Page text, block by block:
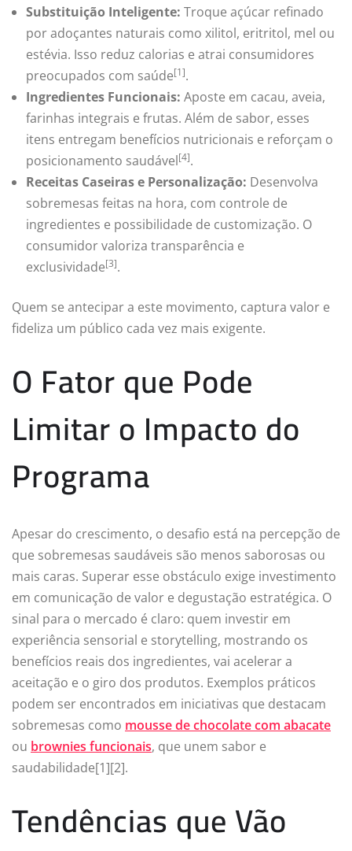
Substituição Inteligente: Troque açúcar refinado
por adoçantes naturais como xilitol, eritritol, mel ou
estévia. Isso reduz calorias e atrai consumidores
preocupados com saúde[1].
Ingredientes Funcionais: Aposte em cacau, aveia,
farinhas integrais e frutas. Além de sabor, esses
itens entregam benefícios nutricionais e reforçam o
posicionamento saudável[4].
Receitas Caseiras e Personalização: Desenvolva
sobremesas feitas na hora, com controle de
ingredientes e possibilidade de customização. O
consumidor valoriza transparência e
exclusividade[3].
Quem se antecipar a este movimento, captura valor e
fideliza um público cada vez mais exigente.
O Fator que Pode
Limitar o Impacto do
Programa
Apesar do crescimento, o desafio está na percepção de
que sobremesas saudáveis são menos saborosas ou
mais caras. Superar esse obstáculo exige investimento
em comunicação de valor e degustação estratégica. O
sinal para o mercado é claro: quem investir em
experiência sensorial e storytelling, mostrando os
benefícios reais dos ingredientes, vai acelerar a
aceitação e o giro dos produtos. Exemplos práticos
podem ser encontrados em iniciativas que destacam
sobremesas como mousse de chocolate com abacate
ou brownies funcionais, que unem sabor e
saudabilidade[1][2].
Tendências que Vão